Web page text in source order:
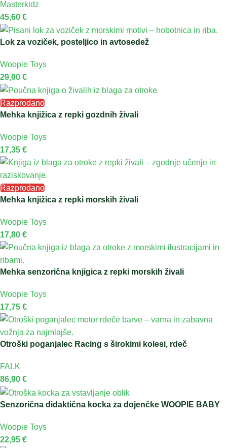
Masterkidz
45,60 €
Lok za voziček, posteljico in avtosedež
Woopie Toys
29,00 €
Razprodano
Mehka knjižica z repki gozdnih živali
Woopie Toys
17,35 €
Razprodano
Mehka knjižica z repki morskih živali
Woopie Toys
17,80 €
Mehka senzorična knjigica z repki morskih živali
Woopie Toys
17,75 €
Otroški poganjalec Racing s širokimi kolesi, rdeč
FALK
86,90 €
Senzorična didaktična kocka za dojenčke WOOPIE BABY
Woopie Toys
22,95 €